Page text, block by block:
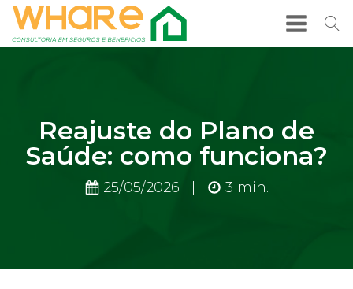
Reajuste do Plano de
Saúde: como funciona?
25/05/2026 3 min.